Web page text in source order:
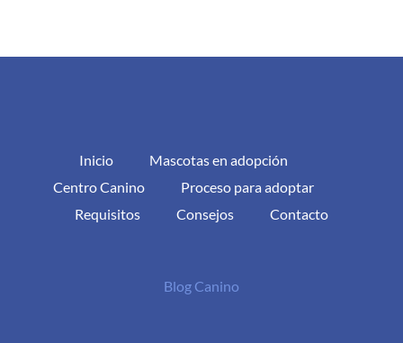
Inicio
Mascotas en adopción
Centro Canino
Proceso para adoptar
Requisitos
Consejos Contacto
Blog Canino